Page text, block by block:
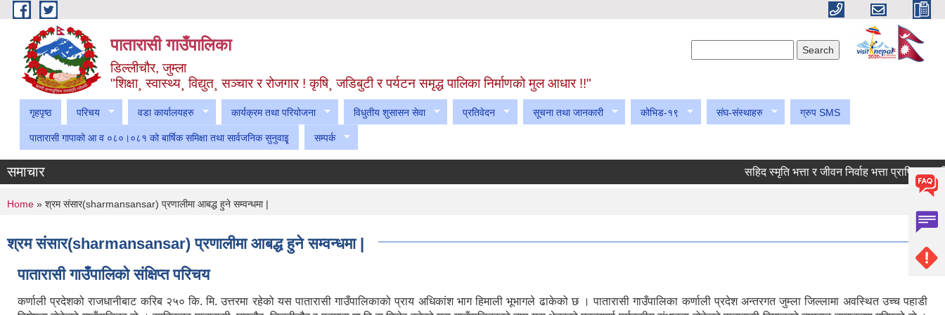
Skip to main content
पातारासी गाउँपालिका
डिल्लीचौर, जुम्ला
"शिक्षा¸ स्वास्थ्य¸ विद्युत¸ सञ्चार र रोजगार ! कृषि¸ जडिबुटी र पर्यटन समृद्ध पालिका निर्माणको मुल आधार !!"
गृहपृष्ठ परिचय वडा कार्यालयहरु कार्यक्रम तथा परियोजना विधुतीय शुसासन सेवा प्रतिवेदन सूचना तथा जानकारी कोभिड-१९ संघ-संस्थाहरु ग्रुप SMS
पातारासी गापाको आ व ०८०।०८१ को बार्षिक समिक्षा तथा सार्वजनिक सुनुवाइृ सम्पर्क
समाचार सहिद स्मृति भत्ता र जीवन निर्वाह भत्ता प्राप्तिका
You are here
Home » श्रम संसार(sharmansansar) प्रणालीमा आबद्ध हुने सम्वन्धमा |
श्रम संसार(sharmansansar) प्रणालीमा आबद्ध हुने सम्वन्धमा |
पातारासी गाउँपालिको संक्षिप्त परिचय
कर्णाली प्रदेशको राजधानीबाट करिब २५० कि. मि. उत्तरमा रहेको यस पातारासी गाउँपालिकाको प्राय अधिकांश भाग हिमाली भूभागले ढाकेको छ । पातारासी गाउँपालिका कर्णाली प्रदेश अन्तरगत जुम्ला जिल्लामा अवस्थित उच्च पहाडी